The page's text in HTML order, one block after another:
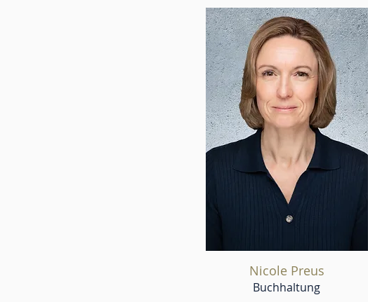
Nicole Preus
Buchhaltung